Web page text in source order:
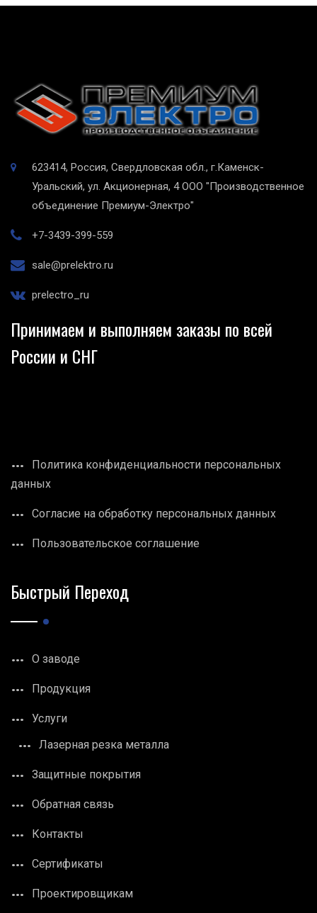
623414, Россия, Свердловская обл., г.Каменск-
Уральский, ул. Акционерная, 4 ООО "Производственное
объединение Премиум-Электро"
+7-3439-399-559
sale@prelektro.ru
prelectro_ru
Принимаем и выполняем заказы по всей
России и СНГ
Политика конфиденциальности персональных
данных
Согласие на обработку персональных данных
Пользовательское соглашение
Быстрый Переход
О заводе
Продукция
Услуги
Лазерная резка металла
Защитные покрытия
Обратная связь
Контакты
Сертификаты
Проектировщикам